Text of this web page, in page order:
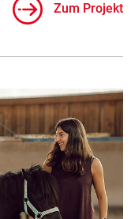
Zum Projekt